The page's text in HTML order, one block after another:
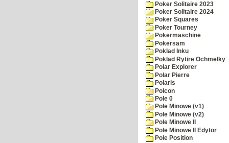
Poker Solitaire 2023
Poker Solitaire 2024
Poker Squares
Poker Tourney
Pokermaschine
Pokersam
Poklad Inku
Poklad Rytire Ochmelky
Polar Explorer
Polar Pierre
Polaris
Polcon
Pole 0
Pole Minowe (v1)
Pole Minowe (v2)
Pole Minowe II
Pole Minowe II Edytor
Pole Position